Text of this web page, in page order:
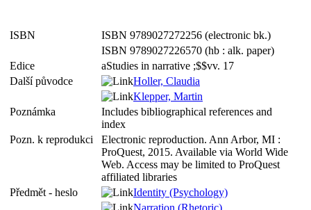
ISBN
ISBN 9789027272256 (electronic bk.)
ISBN 9789027226570 (hb : alk. paper)
Edice
aStudies in narrative ;$$vv. 17
Další původce
Holler, Claudia
Klepper, Martin
Poznámka
Includes bibliographical references and
index
Pozn. k reprodukci
Electronic reproduction. Ann Arbor, MI :
ProQuest, 2015. Available via World Wide
Web. Access may be limited to ProQuest
affiliated libraries
Předmět - heslo
Identity (Psychology)
Narration (Rhetoric)